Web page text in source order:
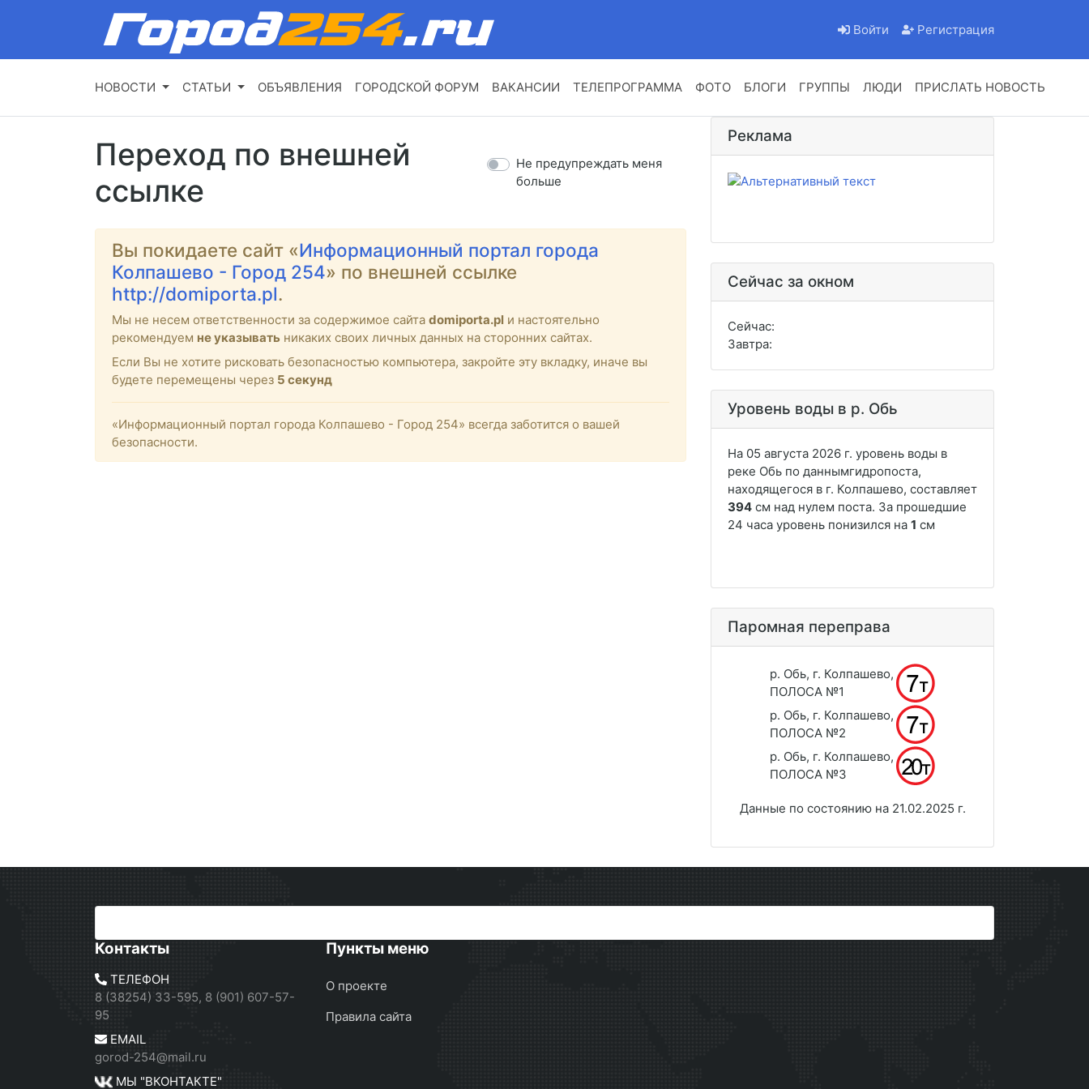
Войти Регистрация
НОВОСТИ СТАТЬИ ОБЪЯВЛЕНИЯ ГОРОДСКОЙ ФОРУМ ВАКАНСИИ ТЕЛЕПРОГРАММА ФОТО БЛОГИ ГРУППЫ ЛЮДИ ПРИСЛАТЬ НОВОСТЬ
Переход по внешней
ссылке
Не предупреждать меня
больше
Вы покидаете сайт «Информационный портал города
Колпашево - Город 254» по внешней ссылке
http://domiporta.pl.
Мы не несем ответственности за содержимое сайта domiporta.pl и настоятельно
рекомендуем не указывать никаких своих личных данных на сторонних сайтах.
Если Вы не хотите рисковать безопасностью компьютера, закройте эту вкладку, иначе вы
будете перемещены через 4 секунд
«Информационный портал города Колпашево - Город 254» всегда заботится о вашей
безопасности.
Реклама
Сейчас за окном
Сейчас:
Завтра:
Уровень воды в р. Обь
Паромная переправа
р. Обь, г. Колпашево,
ПОЛОСА №1
р. Обь, г. Колпашево,
ПОЛОСА №2
р. Обь, г. Колпашево,
ПОЛОСА №3
Данные по состоянию на 21.02.2025 г.
Контакты
ТЕЛЕФОН
8 (38254) 33-595, 8 (901) 607-57-
95
EMAIL
gorod-254@mail.ru
МЫ "ВКОНТАКТЕ"
Пункты меню
О проекте
Правила сайта